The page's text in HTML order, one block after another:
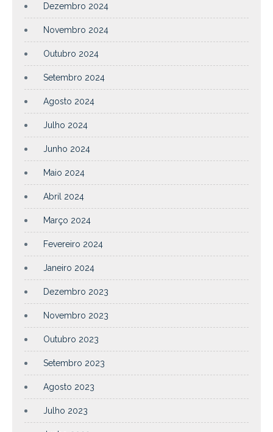
Dezembro 2024
Novembro 2024
Outubro 2024
Setembro 2024
Agosto 2024
Julho 2024
Junho 2024
Maio 2024
Abril 2024
Março 2024
Fevereiro 2024
Janeiro 2024
Dezembro 2023
Novembro 2023
Outubro 2023
Setembro 2023
Agosto 2023
Julho 2023